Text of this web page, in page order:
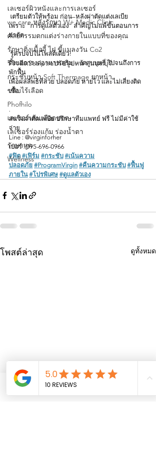
เลเซอร์ผิวหนังและการเลเซอร์
we care หลังรักษา W+ Medic Clinic
ศัลยกรรมตกแต่งร่างกายในแบบที่ของคุณ
รักษาติ่งเนื้อจี้ ไฝ ขี้แมลงวัน Co2
รีวิวฉีดSculptraปรับรูปหน้า นนทบุรี
กระชับหน้า Soft Thermage ยกหน้า
ขลิบไร้เลือด
Phofhilo
เลเซอร์เส้นเลือดขอด
เลเซอร์ร่องแก้ม ร่องนํ้าตา
รักษาหูด
Wellness
เตรียมตัวให้พร้อม ก่อน–หลังผ่าตัดแต่งเลเบีย
เพราะ “การดูแลตัวเอง” สำคัญไม่แพ้ขั้นตอนการ
ผ่าตัด
.
รู้ครบจบในโพสต์เดียว!
ตั้งแต่การงดอาหารเสริม – งดสูบบุหรี่ ไปจนถึงการ
พักฟื้น
เพื่อผลลัพธ์ที่สวย ปลอดภัย หายไว และไม่เสี่ยงติด
เชื้อ
.
.
สนใจผ่าตัดเลเบีย ปรึกษาทีมแพทย์ ฟรี ไม่มีค่าใช้
จ่าย
Line : @virginforher
เบอร์ : 095-696-0966
#ฟิต #เฟิร์ม #กระชับ #เน้นความ
ปลอดภัย #ProgramVirgin #คืนความกระชับ #ฟื้นฟู
ภายใน #โปรพิเศษ #ดูแลตัวเอง
โพสต์ล่าสุด ดูทั้งหมด